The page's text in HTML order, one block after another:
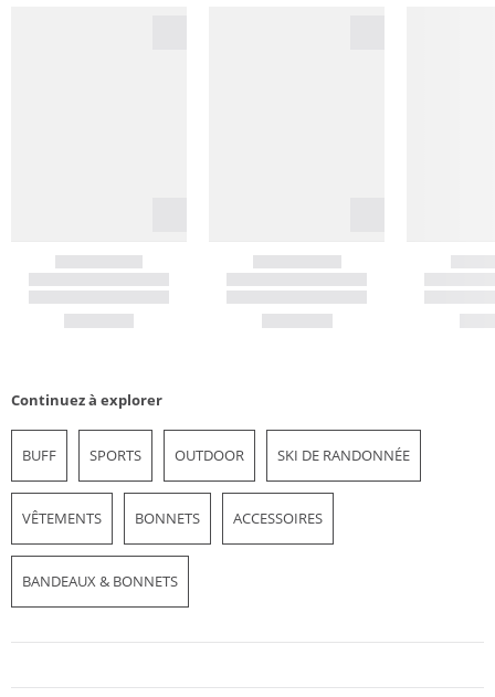
Continuez à explorer
BUFF SPORTS OUTDOOR SKI DE RANDONNÉE
VÊTEMENTS BONNETS ACCESSOIRES
BANDEAUX & BONNETS